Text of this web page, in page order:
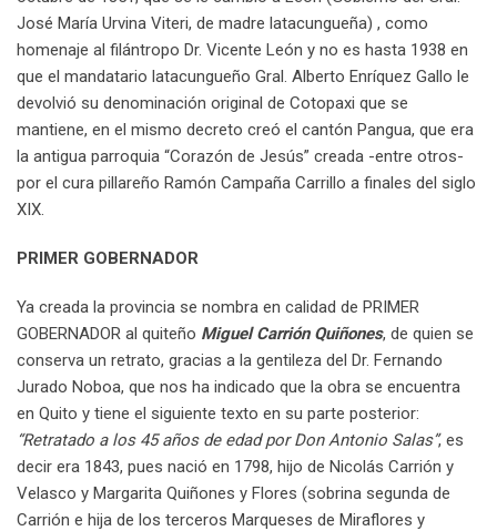
José María Urvina Viteri, de madre latacungueña) , como
homenaje al filántropo Dr. Vicente León y no es hasta 1938 en
que el mandatario latacungueño Gral. Alberto Enríquez Gallo le
devolvió su denominación original de Cotopaxi que se
mantiene, en el mismo decreto creó el cantón Pangua, que era
la antigua parroquia “Corazón de Jesús” creada -entre otros-
por el cura pillareño Ramón Campaña Carrillo a finales del siglo
XIX.
PRIMER GOBERNADOR
Ya creada la provincia se nombra en calidad de PRIMER
GOBERNADOR al quiteño Miguel Carrión Quiñones, de quien se
conserva un retrato, gracias a la gentileza del Dr. Fernando
Jurado Noboa, que nos ha indicado que la obra se encuentra
en Quito y tiene el siguiente texto en su parte posterior:
“Retratado a los 45 años de edad por Don Antonio Salas”, es
decir era 1843, pues nació en 1798, hijo de Nicolás Carrión y
Velasco y Margarita Quiñones y Flores (sobrina segunda de
Carrión e hija de los terceros Marqueses de Miraflores y